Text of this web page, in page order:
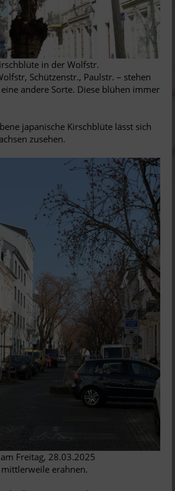
in der Wolfstr.
Schützenstr., Paulstr. – stehen
andere Sorte. Diese blühen immer
japanische Kirschblüte lässt sich
zusehen.
Freitag, 28.03.2025
erahnen.